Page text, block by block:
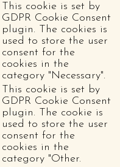
This cookie is set by
GDPR Cookie Consent
plugin. The cookies is
used to store the user
consent for the
cookies in the
category "Necessary".
This cookie is set by
GDPR Cookie Consent
plugin. The cookie is
used to store the user
consent for the
cookies in the
category "Other.